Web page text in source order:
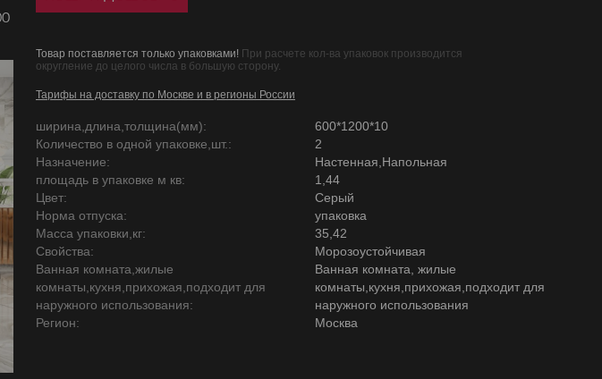
Товар поставляется только упаковками! При расчете кол-ва упаковок производится
округление до целого числа в большую сторону.
Тарифы на доставку по Москве и в регионы России
ширина,длина,толщина(мм):
600*1200*10
Количество в одной упаковке,шт.:
2
Назначение:
Настенная,Напольная
площадь в упаковке м кв:
1,44
Цвет:
Серый
Норма отпуска:
упаковка
Масса упаковки,кг:
35,42
Свойства:
Морозоустойчивая
Ванная комната,жилые
комнаты,кухня,прихожая,подходит для
наружного использования:
Ванная комната, жилые
комнаты,кухня,прихожая,подходит для
наружного использования
Регион:
Москва